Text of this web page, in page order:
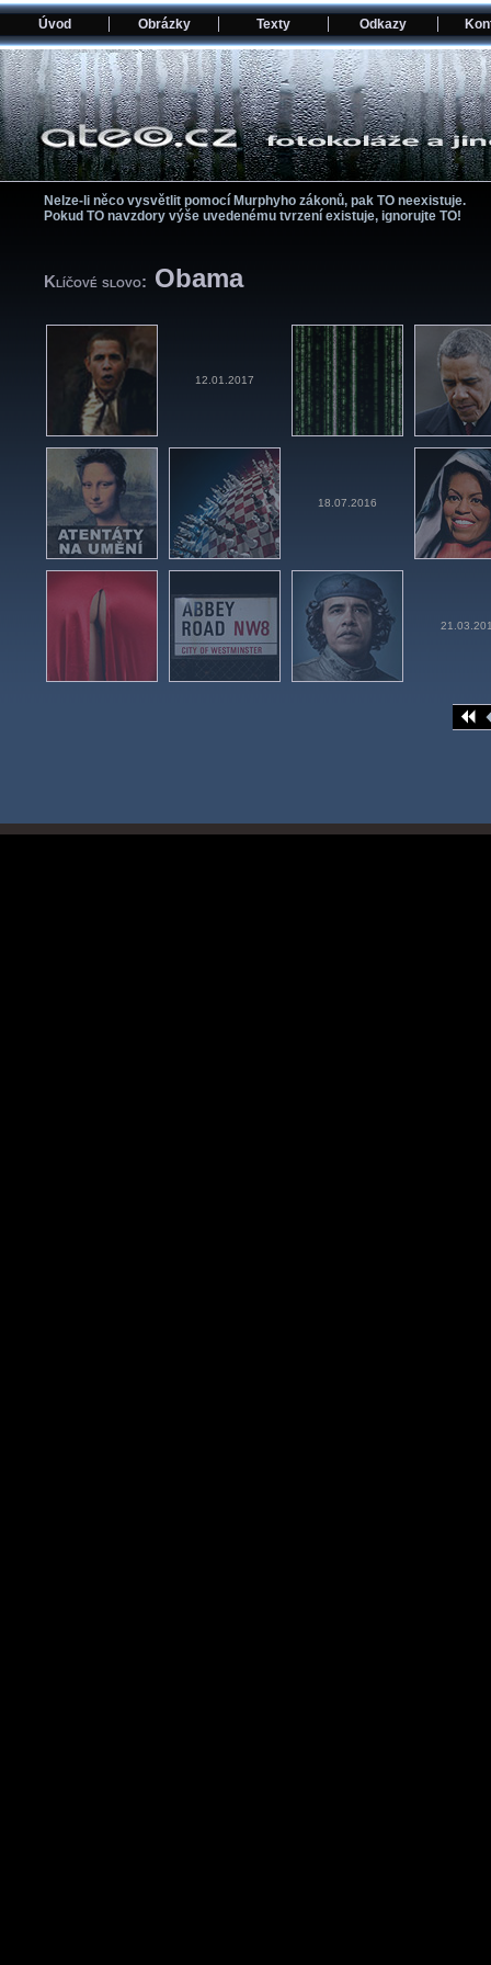
Úvod Obrázky Texty Odkazy
Nelze-li něco vysvětlit pomocí­ Murphyho zákonů, pak TO neexistuje.
Pokud TO navzdory výše uvedenému tvrzení­ existuje, ignorujte TO!
Klíčové slovo: Obama
12.01.2017
18.07.2016